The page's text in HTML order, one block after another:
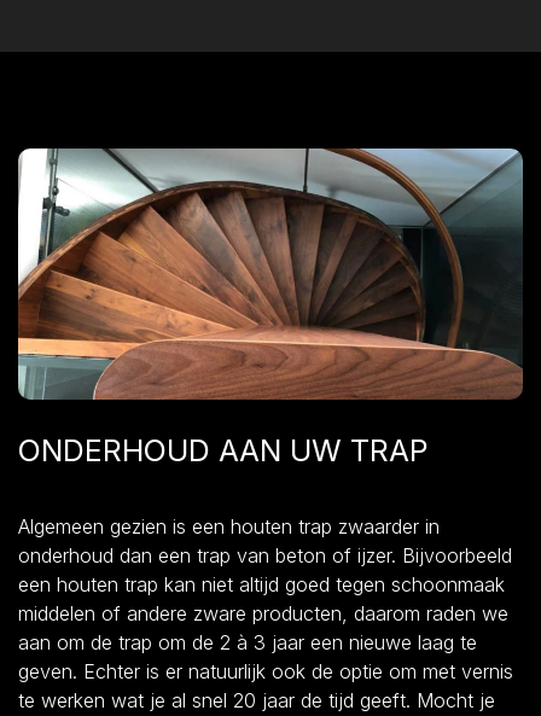
ONDERHOUD AAN UW TRAP
Algemeen gezien is een houten trap zwaarder in
onderhoud dan een trap van beton of ijzer. Bijvoorbeeld
een houten trap kan niet altijd goed tegen schoonmaak
middelen of andere zware producten, daarom raden we
aan om de trap om de 2 à 3 jaar een nieuwe laag te
geven. Echter is er natuurlijk ook de optie om met vernis
te werken wat je al snel 20 jaar de tijd geeft. Mocht je